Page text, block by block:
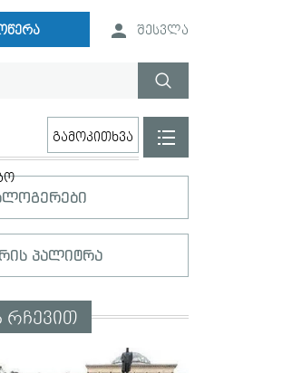
შესვლა
გამოკითხვა
პალიტრა
რჩევით